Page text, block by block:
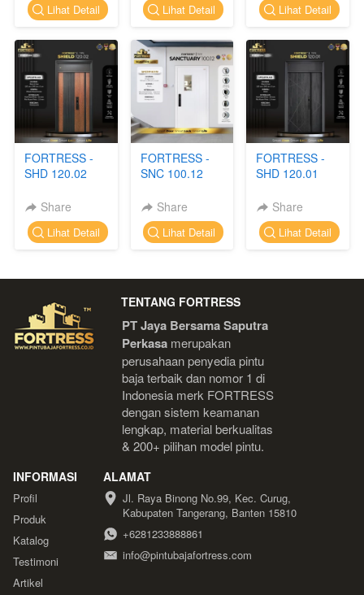
` Lihat Detail
` Lihat Detail
` Lihat Detail
FORTRESS -
SHD 120.02
Share
` Lihat Detail
FORTRESS -
SNC 100.12
Share
` Lihat Detail
FORTRESS -
SHD 120.01
Share
` Lihat Detail
TENTANG FORTRESS
PT Jaya Bersama Saputra
Perkasa merupakan
perusahaan penyedia pintu
baja terbaik dan nomor 1 di
Indonesia
dengan sistem keamanan
lengkap, material berkualitas
& 200+ pilihan model pintu.
INFORMASI
Profil
Produk
Katalog
Testimoni
Artikel
ALAMAT
Jl. Raya Binong No.99, Kec. Curug,
Kabupaten Tangerang, Banten 15810
+6281233888861
info@pintubajafortress.com